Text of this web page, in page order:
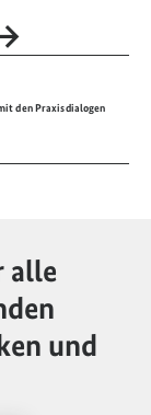
den Praxisdialogen
alle
und